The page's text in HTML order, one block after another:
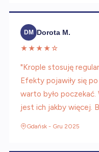
DM Dorota M.
★★★★☆
"Krople stosuję
Efekty pojawiły się
warto było poczekać.
jest ich jakby więcej.
Gdańsk - Gru 2025